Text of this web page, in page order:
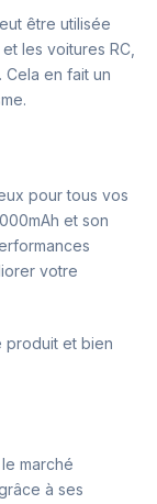
être utilisée
les voitures RC,
en fait un
pour tous vos
et son
votre
produit et bien
marché
à ses